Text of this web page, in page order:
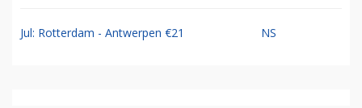
Jul: Rotterdam - Antwerpen €21 NS